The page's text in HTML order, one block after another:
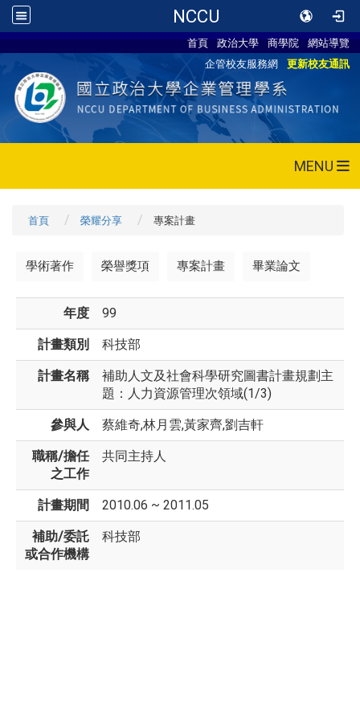
NCCU
首頁 政治大學 商學院
網站導覽
企管校友服務網
更新校友通訊
MENU
首頁 榮耀分享 專案計畫
學術著作 榮譽獎項 專案計畫 畢業論文
年度 99
計畫類別 科技部
計畫名稱
補助人文及社會科學研究圖書計畫規劃主
題：人力資源管理次領域(1/3)
參與人 蔡維奇,林月雲,黃家齊,劉吉軒
職稱/擔任
之工作
共同主持人
計畫期間 2010.06 ~ 2011.05
補助/委託
或合作機構
科技部